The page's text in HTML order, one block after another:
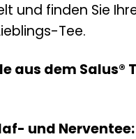
und finden Sie
Tee.
aus dem Salus®
und Nerventee: